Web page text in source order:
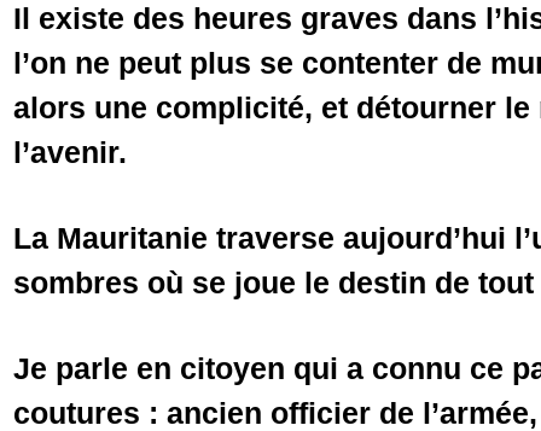
Il existe des heures graves dans
l’on ne peut plus se contenter de
alors une complicité, et détourner
l’avenir.
La Mauritanie traverse aujourd’hui
sombres où se joue le destin de
Je parle en citoyen qui a connu ce
coutures : ancien officier de